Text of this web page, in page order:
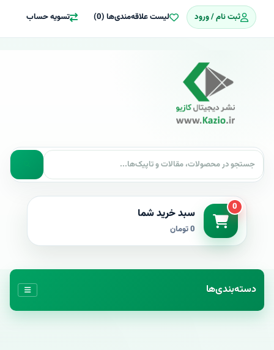
ثبت نام / ورود لیست علاقه‌مندی‌ها (0) تسویه حساب
0 سبد خرید شما
0 تومان
دسته‌بندی‌ها